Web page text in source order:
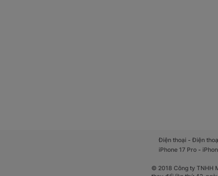
Điện thoại -Điện
iPhone 17 Pro -
© 2018 Công ty TNHH